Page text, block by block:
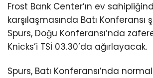
Frost Bank Center’ın ev
karşılaşmasında Batı Konferansı
Spurs, Doğu Konferansı’nda
Knicks’i TSİ 03.30’da ağırlayacak.
Spurs, Batı Konferansı’nda